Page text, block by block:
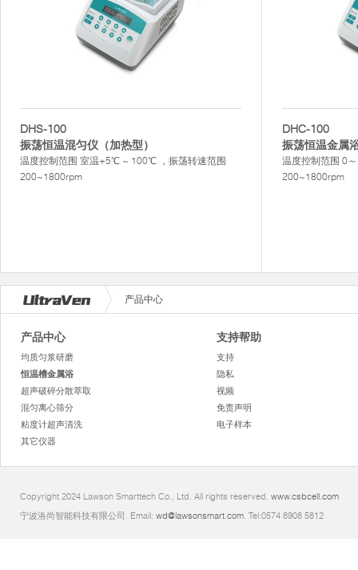
DHS-100
振荡恒温混匀仪（加热型）
温度控制范围 室温+5℃ ~ 100℃ ，振荡转速范围
200~1800rpm
DHC-100
振荡恒温金属
温度控制范围 0
200~1800rpm
产品中心
产品中心
均质匀浆研磨
恒温槽金属浴
超声破碎分散萃取
混匀离心筛分
粘度计超声清洗
其它仪器
支持帮助
支持
隐私
视频
免责声明
电子样本
Copyright 2024 Lawson Smarttech Co., Ltd. All rights reserved. www.csbcell.com
宁波洛尚智能科技有限公司. Email: wd@lawsonsmart.com. Tel:0574 8908 5812